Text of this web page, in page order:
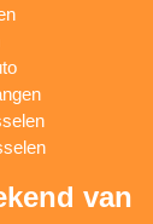
van